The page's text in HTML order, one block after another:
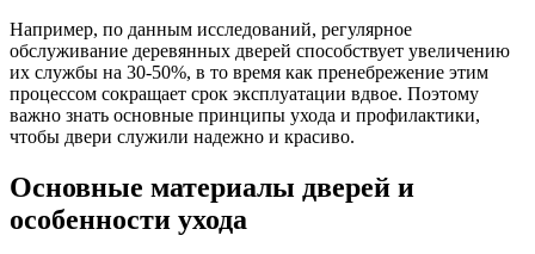
Например, по данным исследований, регулярное
обслуживание деревянных дверей способствует увеличению
их службы на 30-50%, в то время как пренебрежение этим
процессом сокращает срок эксплуатации вдвое. Поэтому
важно знать основные принципы ухода и профилактики,
чтобы двери служили надежно и красиво.
Основные материалы дверей и
особенности ухода